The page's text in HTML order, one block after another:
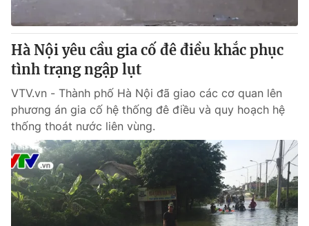
Hà Nội yêu cầu gia cố đê điều khắc phục
tình trạng ngập lụt
VTV.vn - Thành phố Hà Nội đã giao các cơ quan lên
phương án gia cố hệ thống đê điều và quy hoạch hệ
thống thoát nước liên vùng.